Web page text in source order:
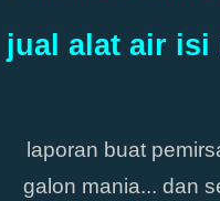
jual alat air isi
laporan buat
galon mania... dan